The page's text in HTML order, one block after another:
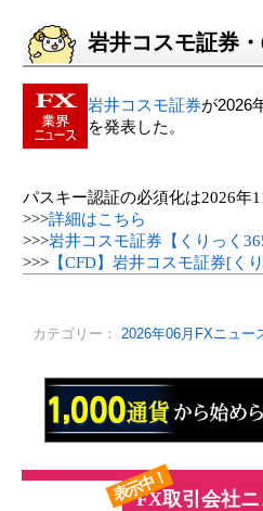
岩井コスモ証券
岩井コスモ証券が2026
を発表した。
パスキー認証の必須化は2026年
>>>詳細はこちら
>>>岩井コスモ証券【くりっく
>>> 【CFD】岩井コスモ証券[く
カテゴリー： 2026年06月FXニュー
表示中！
FX取引会社